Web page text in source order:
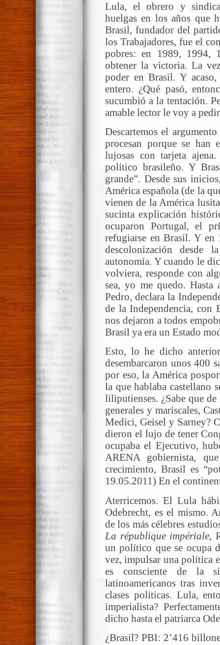
Lula, el obrero y
huelgas en los años que
Brasil, fundador del
los Trabajadores, fue el
pobres: en 1989, 1994,
obtener la victoria. La
poder en Brasil. Y
entero. ¿Qué pasó,
sucumbió a la tentación.
amable lector le voy a
Descartemos el
procesan porque se han
lujosas con tarjeta
político brasileño. Y
grande”. Desde sus
América española (de la
vienen de la América
sucinta explicación
ocuparon Portugal, el
refugiarse en Brasil. Y en
descolonización
autonomía. Y cuando le
volviera, responde con
sea, yo me quedo.
Pedro, declara la
de la Independencia,
nos dejaron a todos
Brasil ya era un Estado
Esto, lo he dicho
desembarcaron unos 400
por eso, la América
la que hablaba castellano
liliputienses. ¿Sabe que
generales y mariscales,
Medici, Geisel y Sarney?
dieron el lujo de tener
ocupaba el Ejecutivo,
ARENA gobiernista,
crecimiento, Brasil es
19.05.2011) En el
Aterricemos. El Lula
Odebrecht, es el mismo.
de los más célebres
La république impériale,
un político que se ocupa
vez, impulsar una política
es consciente de la
latinoamericanos tras
clases políticas. Lula,
imperialista?
dicho hasta el patriarca
¿Brasil? PBI: 2’416